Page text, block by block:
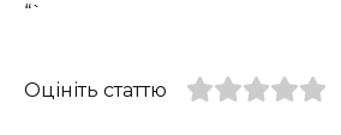
“`
Оцініть статтю